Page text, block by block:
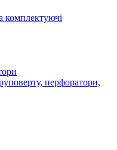
комплектуючі
перфоратори,